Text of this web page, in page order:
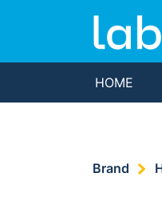
HOME
Brand